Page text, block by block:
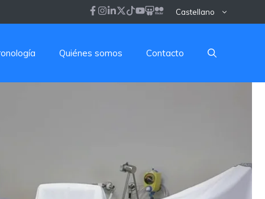
Castellano
Quiénes somos Contacto